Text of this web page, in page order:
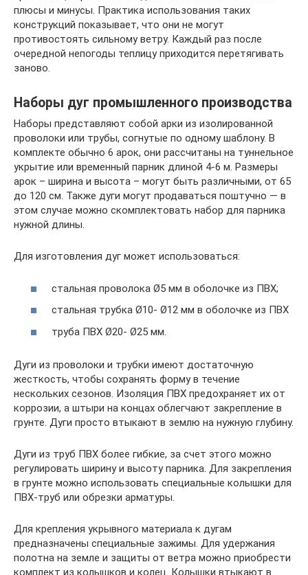
плюсы и минусы. Практика использования таких
конструкций показывает, что они не могут
противостоять сильному ветру. Каждый раз после
очередной непогоды теплицу приходится перетягивать
заново.
Наборы дуг промышленного производства
Наборы представляют собой арки из изолированной
проволоки или трубы, согнутые по одному шаблону. В
комплекте обычно 6 арок, они рассчитаны на туннельное
укрытие или временный парник длиной 4-6 м. Размеры
арок – ширина и высота – могут быть различными, от 65
до 120 см. Также дуги могут продаваться поштучно — в
этом случае можно скомплектовать набор для парника
нужной длины.
Для изготовления дуг может использоваться:
стальная проволока Ø5 мм в оболочке из ПВХ;
стальная трубка Ø10- Ø12 мм в оболочке из ПВХ
труба ПВХ Ø20- Ø25 мм.
Дуги из проволоки и трубки имеют достаточную
жесткость, чтобы сохранять форму в течение
нескольких сезонов. Изоляция ПВХ предохраняет их от
коррозии, а штыри на концах облегчают закрепление в
грунте. Дуги просто втыкают в землю на нужную глубину.
Дуги из труб ПВХ более гибкие, за счет этого можно
регулировать ширину и высоту парника. Для закрепления
в грунте можно использовать специальные колышки для
ПВХ-труб или обрезки арматуры.
Для крепления укрывного материала к дугам
предназначены специальные зажимы. Для удержания
полотна на земле и защиты от ветра можно приобрести
комплект из колышков и колец. Колышки втыкают в